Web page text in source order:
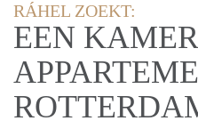
RÁHEL ZOEKT:
EEN